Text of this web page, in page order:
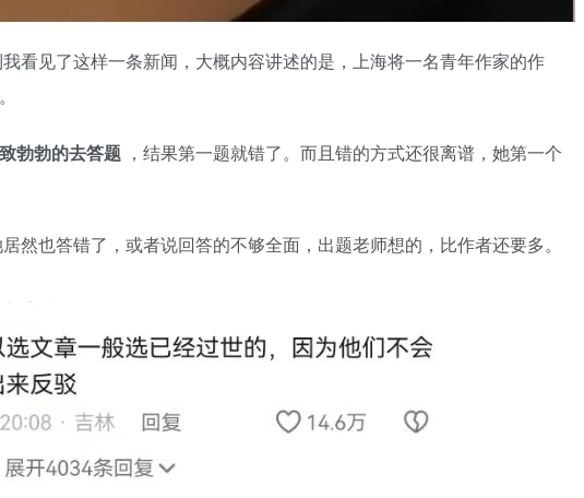
看见了这样一条新闻，大概内容讲述的是，上海将一名青年作家的作
勃勃的去答题 ，结果第一题就错了。而且错的方式还很离谱，她第一个
然也答错了，或者说回答的不够全面，出题老师想的，比作者还要多。